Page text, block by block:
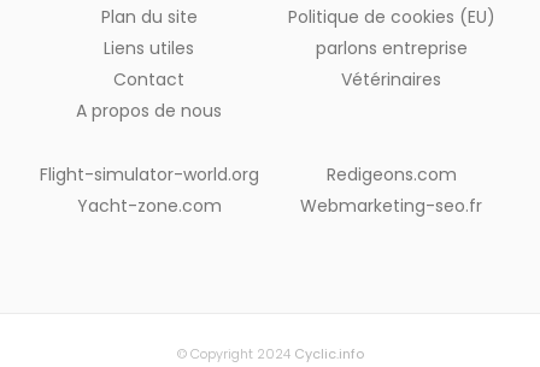
Plan du site
Liens utiles
Contact
A propos de nous
Politique de cookies (EU)
parlons entreprise
Vétérinaires
Flight-simulator-world.org
Yacht-zone.com
Redigeons.com
Webmarketing-seo.fr
© Copyright 2024 Cyclic.info